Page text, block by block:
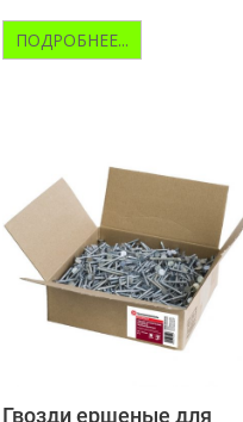
ПОДРОБНЕЕ...
Гвозди ершеные для